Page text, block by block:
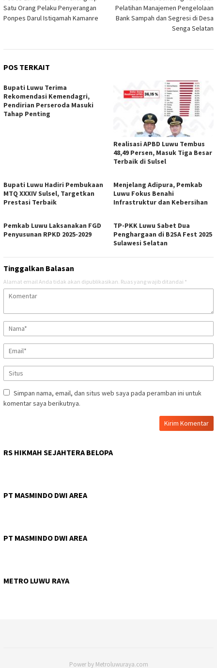
Satu Orang Pelaku Penyerangan
Ponpes Darul Istiqamah Kamanre
Pelatihan Manajemen Pengelolaan
Bank Sampah dan Segresi di Desa
Senga Selatan
POS TERKAIT
Bupati Luwu Terima
Rekomendasi Kemendagri,
Pendirian Perseroda Masuki
Tahap Penting
Realisasi APBD Luwu Tembus
48,49 Persen, Masuk Tiga Besar
Terbaik di Sulsel
Bupati Luwu Hadiri Pembukaan
MTQ XXXIV Sulsel, Targetkan
Prestasi Terbaik
Menjelang Adipura, Pemkab
Luwu Fokus Benahi
Infrastruktur dan Kebersihan
Pemkab Luwu Laksanakan FGD
Penyusunan RPKD 2025-2029
TP-PKK Luwu Sabet Dua
Penghargaan di B2SA Fest 2025
Sulawesi Selatan
Tinggalkan Balasan
Alamat email Anda tidak akan dipublikasikan. Ruas yang wajib ditandai *
Simpan nama, email, dan situs web saya pada peramban ini untuk
komentar saya berikutnya.
RS HIKMAH SEJAHTERA BELOPA
PT MASMINDO DWI AREA
PT MASMINDO DWI AREA
METRO LUWU RAYA
Power by Metroluwuraya.com